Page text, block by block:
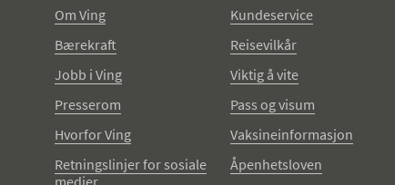
Om Ving
Bærekraft
Jobb i Ving
Presserom
Hvorfor Ving
Retningslinjer for sosiale
medier
Kundeservice
Reisevilkår
Viktig å vite
Pass og visum
Vaksineinformasjon
Åpenhetsloven